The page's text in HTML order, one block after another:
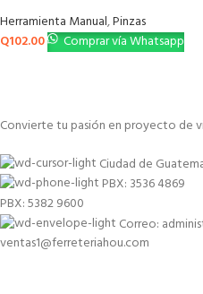
Herramienta Manual,Pinzas
Q102.00 Comprar vía Whatsapp
Convierte tu pasión en proyecto de
Ciudad de
PBX: 3536 4869
PBX: 5382 9600
Correo:
ventas1@ferreteriahou.com